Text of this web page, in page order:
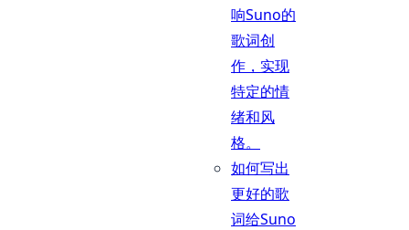
响Suno的
歌词创
作，实现
特定的情
绪和风
格。
如何写出
更好的歌
词给Suno